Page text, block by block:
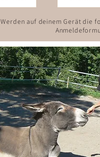
Werden auf deinem Gerät die